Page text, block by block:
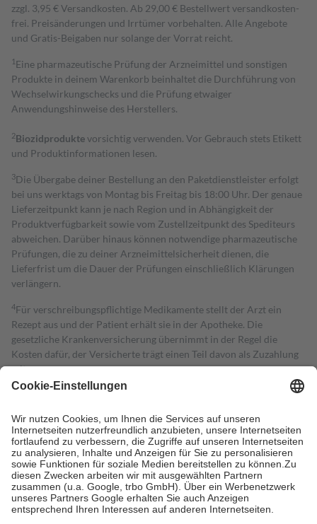
zzgl. 3,95 € Versandkosten. Ab 29,00 € Bestell­wert versand­kosten­
frei. Preisänderungen und Irrtümer vorbehalten. Alle Angebote
und Gratis-Beigaben nur solange der Vorrat reicht.
1 Eine pharmazeutische Prüfung der Arzneimittel und sonstigen
Produkte in deinem Warenkorb beinhaltet die Durchführung von
Wechselwirkungschecks und die Prüfung etwaiger
Anwendungshinweise des Herstellers.
2Biozidproduktevorsichtig verwenden. Vor Gebrauch stets Etikett
und Produktinformationen lesen.
3Die Übergabe deiner Bestellung an den Paketdienstleister erfolgt
bei uns werktags von Montag bis Freitag bis 18:00 Uhr. Der genaue
Lieferzeitpunkt kann je nach Region und in Abhängigkeit der
Produktverfügbarkeit sowie vom Zustellzeitpunkt des Spediteurs
abweichen. Darüber hinaus können notwendige pharmazeutische
Prüfungen, die zu deiner Arzneimittelsicherheit dienen, die
Lieferfrist um die Dauer der Prüfungen einschließlich Klärungen
verlängern.
4Für verschreibungspflichtige Medikamente stellt der Arzt ein
Rezept aus und der Patient erhält sie in der Apotheke. Die
gesetzliche Krankenversicherung übernimmt in der Regel die
Kosten dafür, der Versicherte trägt einen Teil davon als Zuzahlung
mit.
Grundsätzlich leisten Mitglieder Zuzahlungen in Höhe von zehn
höchstens zehn Euro.
Es sind jedoch nie mehr als die tatsächlichen
Kosten der Leistung zu entrichten.
Diese Regeln gelten grundsätzlich auch für Online-Apotheken.
Bei Heilmitteln und häuslicher Krankenpflege beträgt die
Zuzahlung zehn Prozent der Kosten sowie zehn Euro je
Verordnung.
Um das Engagement der Versicherten für ihre eigene Gesundheit zu
stärken und die besondere Stellung der Familie zu unterstützen,